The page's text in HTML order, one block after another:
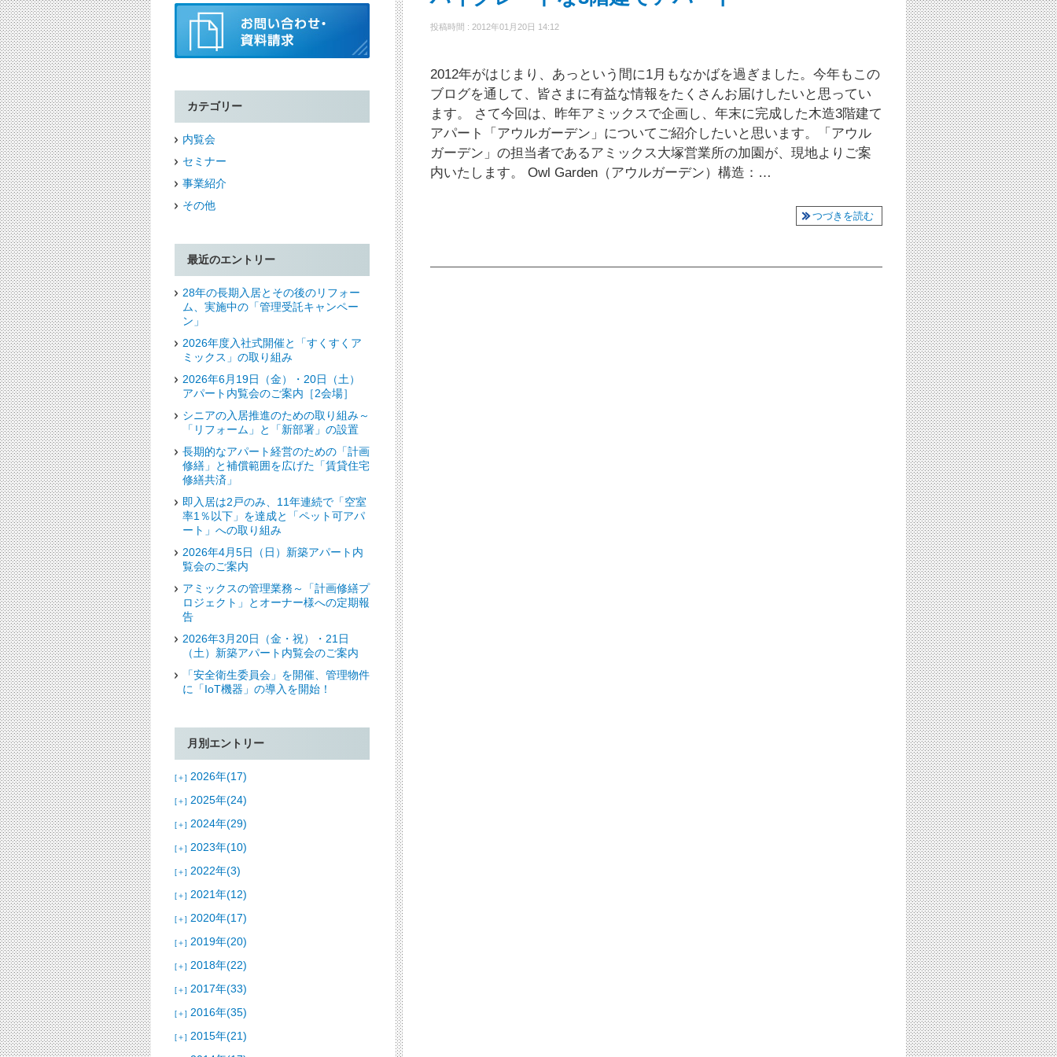
投稿時間 : 2012年01月20日 14:12
2012年がはじまり、あっという間に1月もなかばを過ぎました。今年もこの
ブログを通して、皆さまに有益な情報をたくさんお届けしたいと思ってい
ます。 さて今回は、昨年アミックスで企画し、年末に完成した木造3階建て
アパート「アウルガーデン」についてご紹介したいと思います。「アウル
ガーデン」の担当者であるアミックス大塚営業所の加園が、現地よりご案
内いたします。 Owl Garden（アウルガーデン）構造：…
つづきを読む
カテゴリー
内覧会
セミナー
事業紹介
その他
最近のエントリー
28年の長期入居とその後のリフォー
ム、実施中の「管理受託キャンペー
ン」
2026年度入社式開催と「すくすくア
ミックス」の取り組み
2026年6月19日（金）・20日（土）
アパート内覧会のご案内［2会場］
シニアの入居推進のための取り組み～
「リフォーム」と「新部署」の設置
長期的なアパート経営のための「計画
修繕」と補償範囲を広げた「賃貸住宅
修繕共済」
即入居は2戸のみ、11年連続で「空室
率1％以下」を達成と「ペット可アパ
ート」への取り組み
2026年4月5日（日）新築アパート内
覧会のご案内
アミックスの管理業務～「計画修繕プ
ロジェクト」とオーナー様への定期報
告
2026年3月20日（金・祝）・21日
（土）新築アパート内覧会のご案内
「安全衛生委員会」を開催、管理物件
に「IoT機器」の導入を開始！
月別エントリー
[＋] 2026年(17)
[＋] 2025年(24)
[＋] 2024年(29)
[＋] 2023年(10)
[＋] 2022年(3)
[＋] 2021年(12)
[＋] 2020年(17)
[＋] 2019年(20)
[＋] 2018年(22)
[＋] 2017年(33)
[＋] 2016年(35)
[＋] 2015年(21)